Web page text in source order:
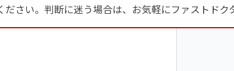
ださい。判断に迷う場合は、お気軽にファストドク